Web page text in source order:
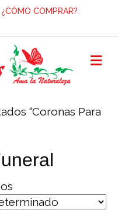
¿CÓMO COMPRAR?
M
E
“Coronas Para